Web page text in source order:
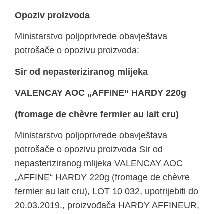
Opoziv proizvoda
Ministarstvo poljoprivrede obavještava
potrošače o opozivu proizvoda:
Sir od nepasteriziranog mlijeka
VALENCAY AOC „AFFINE“ HARDY 220g
(fromage de chèvre fermier au lait cru)
Ministarstvo poljoprivrede obavještava
potrošače o opozivu proizvoda Sir od
nepasteriziranog mlijeka VALENCAY AOC
„AFFINE“ HARDY 220g (fromage de chèvre
fermier au lait cru), LOT 10 032, upotrijebiti do
20.03.2019., proizvođača HARDY AFFINEUR,